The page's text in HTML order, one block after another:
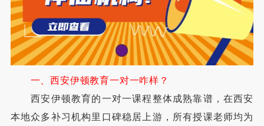
一、西安伊顿教育一对一咋样？
西安伊顿教育的一对一课程整体成熟靠谱，在西安
本地众多补习机构里口碑稳居上游，所有授课老师均为